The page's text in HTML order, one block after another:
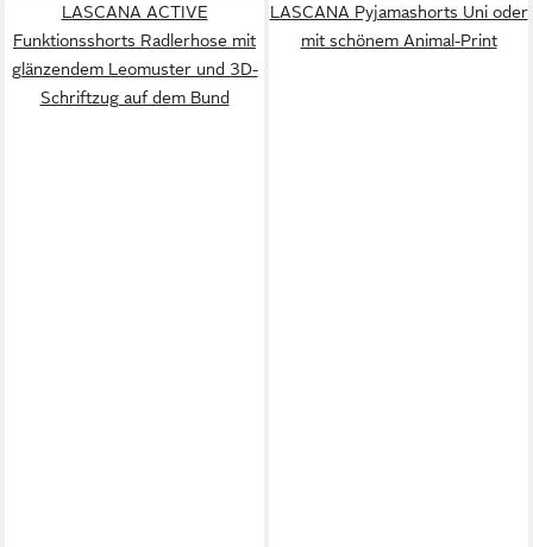
LASCANA ACTIVE
Funktionsshorts Radlerhose mit
glänzendem Leomuster und 3D-
Schriftzug auf dem Bund
LASCANA Pyjamashorts Uni oder
mit schönem Animal-Print